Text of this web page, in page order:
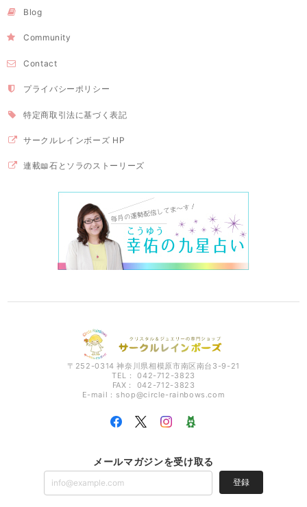
Blog
Community
Contact
プライバシーポリシー
特定商取引法に基づく表記
サークルレインボーズ HP
連載📖石とソラのストーリーズ
〒252-0314 神奈川県相模原市南区南台3-9-21
TEL： 042-712-3823
FAX： 042-712-3823
E-mail： shop@circle-rainbows.com
メールマガジンを受け取る
登録